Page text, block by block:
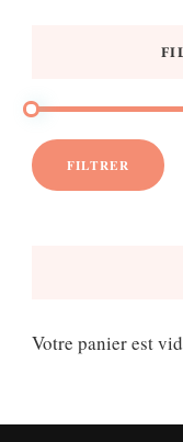
FILTRER
Votre panier est